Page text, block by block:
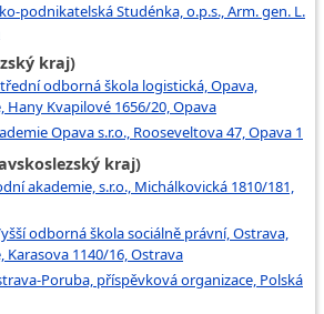
podnikatelská Studénka, o.p.s., Arm. gen. L.
kraj)
odborná škola logistická, Opava,
Hany Kvapilové 1656/20, Opava
Opava s.r.o., Rooseveltova 47, Opava 1
kraj)
akademie, s.r.o., Michálkovická 1810/181,
odborná škola sociálně právní, Ostrava,
1140/16, Ostrava
Poruba, příspěvková organizace, Polská